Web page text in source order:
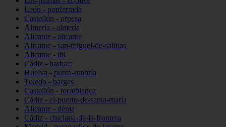
León - ponferrada
Castellón - orpesa
Almería - almería
Alicante - alicante
Alicante - san-miguel-de-salinas
Alicante - ibi
Cádiz - barbate
Huelva - punta-umbría
Toledo - bargas
Castellón - torreblanca
Cádiz - el-puerto-de-santa-maría
Alicante - dénia
Cádiz - chiclana-de-la-frontera